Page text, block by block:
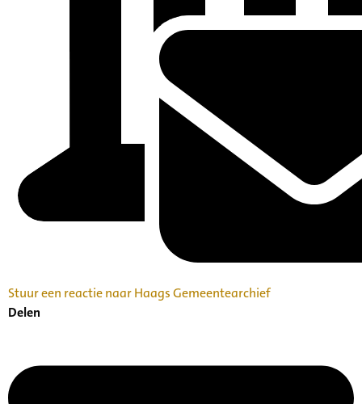
Stuur een reactie naar Haags Gemeentearchief
Delen